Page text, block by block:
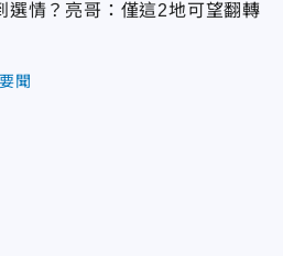
選情？亮哥：僅這2地可望翻轉
要聞